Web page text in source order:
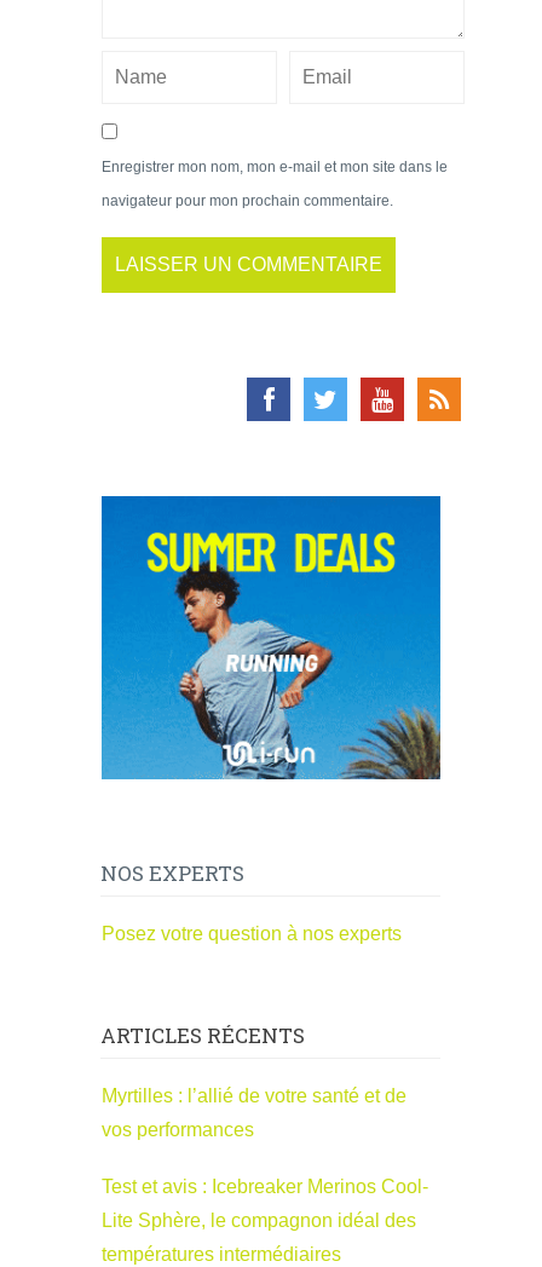
Enregistrer mon nom, mon e-mail et mon site dans le
navigateur pour mon prochain commentaire.
NOS EXPERTS
Posez votre question à nos experts
ARTICLES RÉCENTS
Myrtilles : l’allié de votre santé et de
vos performances
Test et avis : Icebreaker Merinos Cool-
Lite Sphère, le compagnon idéal des
températures intermédiaires